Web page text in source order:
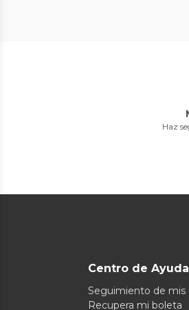
Haz
Centro de Ayuda
Seguimiento de mis
Recupera mi boleta